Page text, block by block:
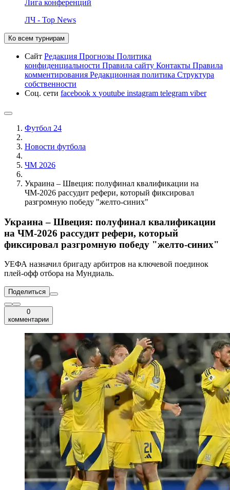
Лига конференций
ЛЧ - Top News
Ко всем турнирам
Сайт Редакция Прогнозы Политика
конфиденциальности Правила сайту Контакты Правила
комментирования Редакционная политика Структура
собственности
Соц. сети facebook x youtube instagram telegram viber
Футбол 24
Новости футбола
ЧМ 2026
Украина – Швеция: полуфинал квалификации на
ЧМ-2026 рассудит рефери, который фиксировал
разгромную победу "желто-синих"
Украина – Швеция: полуфинал квалификации
на ЧМ-2026 рассудит рефери, который
фиксировал разгромную победу "желто-синих"
УЕФА назначил бригаду арбитров на ключевой поединок
плей-офф отбора на Мундиаль.
Поделиться
0
комментарии